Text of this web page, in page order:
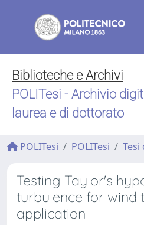
Biblioteche e Archivi
POLITesi - Archivio
laurea e di dottorato
POLITesi POLITesi
Testing Taylor's
turbulence for wind
application